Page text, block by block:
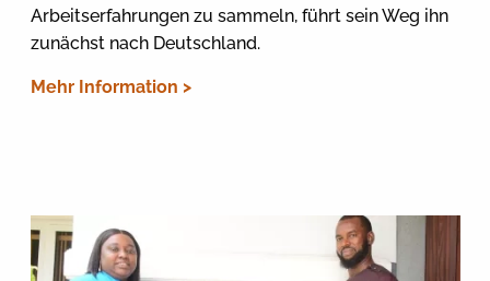
Arbeitserfahrungen zu sammeln, führt sein Weg ihn
zunächst nach Deutschland.
Mehr Information >